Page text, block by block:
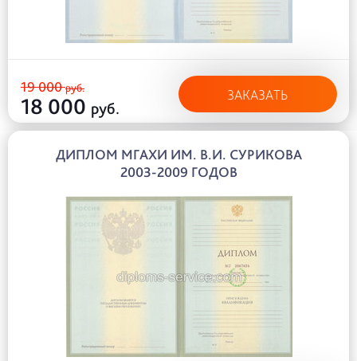
19 000руб.
18 000 руб.
ЗАКАЗАТЬ
ДИПЛОМ МГАХИ ИМ. В.И. СУРИКОВА
2003-2009 ГОДОВ